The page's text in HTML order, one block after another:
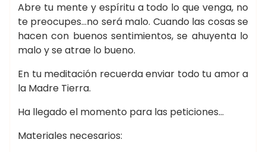
Abre tu mente y espíritu a todo lo que venga, no
te preocupes…no será malo. Cuando las cosas se
hacen con buenos sentimientos, se ahuyenta lo
malo y se atrae lo bueno.
En tu meditación recuerda enviar todo tu amor a
la Madre Tierra.
Ha llegado el momento para las peticiones…
Materiales necesarios: